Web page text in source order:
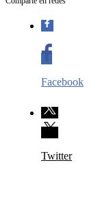
Facebook
Twitter